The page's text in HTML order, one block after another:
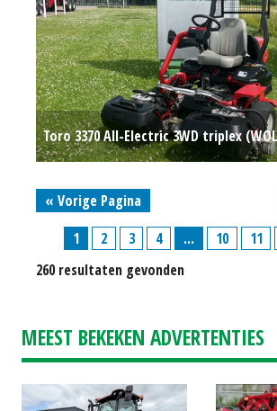
Toro 3370 All-Electric 3WD triplex
« Vorige Pagina
1
2 3 4 ... 10 11
260 resultaten gevonden
MEEST BEKEKEN ADVERTENTIES